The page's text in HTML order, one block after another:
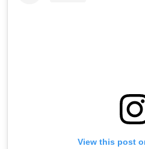
View this post